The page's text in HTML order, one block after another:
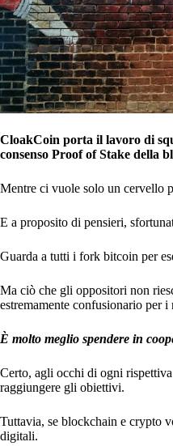
CloakCoin porta il lavoro di
consenso Proof of Stake della
Mentre ci vuole solo un cervello
E a proposito di pensieri,
Guarda a tutti i fork bitcoin per
Ma ciò che gli oppositori non
estremamente confusionario
È molto meglio spendere in
Certo, agli occhi di ogni
raggiungere gli obiettivi.
Tuttavia, se blockchain e crypto
digitali.